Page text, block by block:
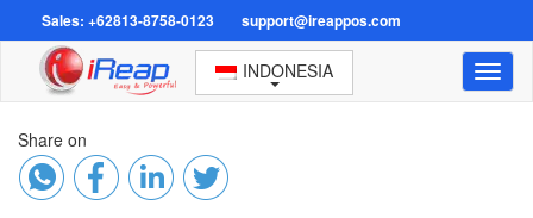
Sales: +62813-8758-0123 support@ireappos.com
INDONESIA
Share on